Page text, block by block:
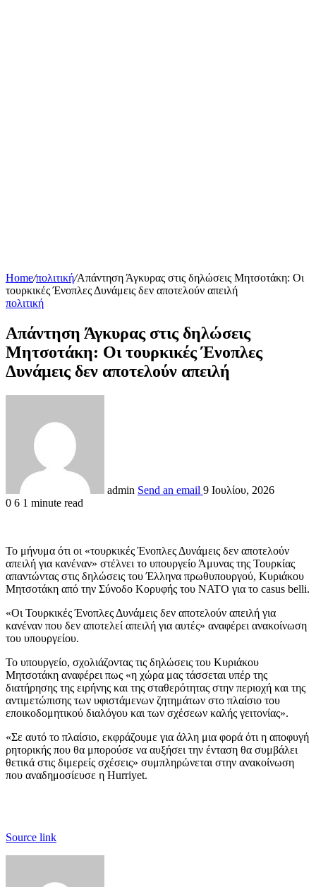
Home/πολιτική/Απάντηση Άγκυρας στις δηλώσεις Μητσοτάκη: Οι
τουρκικές Ένοπλες Δυνάμεις δεν αποτελούν απειλή
πολιτική
Απάντηση Άγκυρας στις δηλώσεις
Μητσοτάκη: Οι τουρκικές Ένοπλες
Δυνάμεις δεν αποτελούν απειλή
admin Send an email 9 Ιουλίου, 2026
0 6 1 minute read
Το μήνυμα ότι οι «τουρκικές Ένοπλες Δυνάμεις δεν αποτελούν
απειλή για κανέναν» στέλνει το υπουργείο Άμυνας της Τουρκίας
απαντώντας στις δηλώσεις του Έλληνα πρωθυπουργού, Κυριάκου
Μητσοτάκη από την Σύνοδο Κορυφής του ΝΑΤΟ για το casus belli.
«Οι Τουρκικές Ένοπλες Δυνάμεις δεν αποτελούν απειλή για
κανέναν που δεν αποτελεί απειλή για αυτές» αναφέρει ανακοίνωση
του υπουργείου.
Το υπουργείο, σχολιάζοντας τις δηλώσεις του Κυριάκου
Μητσοτάκη αναφέρει πως «η χώρα μας τάσσεται υπέρ της
διατήρησης της ειρήνης και της σταθερότητας στην περιοχή και της
αντιμετώπισης των υφιστάμενων ζητημάτων στο πλαίσιο του
εποικοδομητικού διαλόγου και των σχέσεων καλής γειτονίας».
«Σε αυτό το πλαίσιο, εκφράζουμε για άλλη μια φορά ότι η αποφυγή
ρητορικής που θα μπορούσε να αυξήσει την ένταση θα συμβάλει
θετικά στις διμερείς σχέσεις» συμπληρώνεται στην ανακοίνωση
που αναδημοσίευσε η Hurriyet.
Source link